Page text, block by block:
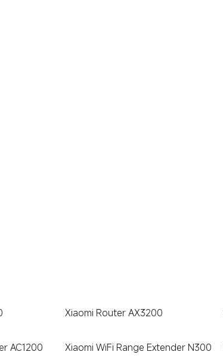
Xiaomi Router AX3200
AC1200 Xiaomi WiFi Range Extender N300